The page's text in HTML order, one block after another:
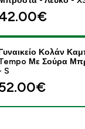
-
Κολάν
Με Σούρα
S